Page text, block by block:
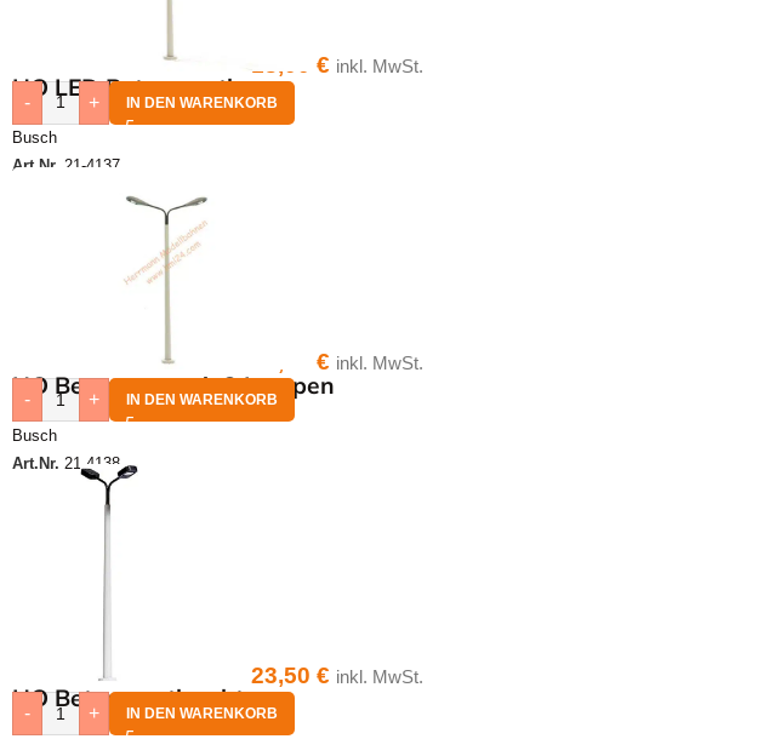
HO LED Betonmastlampe
Busch
Art.Nr. 21-4137
18,00€ inkl. MwSt.
-
+ IN DEN WARENKORB
HO Betonmast mit 2 Lampen
Busch
Art.Nr. 21-4138
23,50€ inkl. MwSt.
-
+ IN DEN WARENKORB
HO Betonmastleuchte
23,50€ inkl. MwSt.
-
+ IN DEN WARENKORB